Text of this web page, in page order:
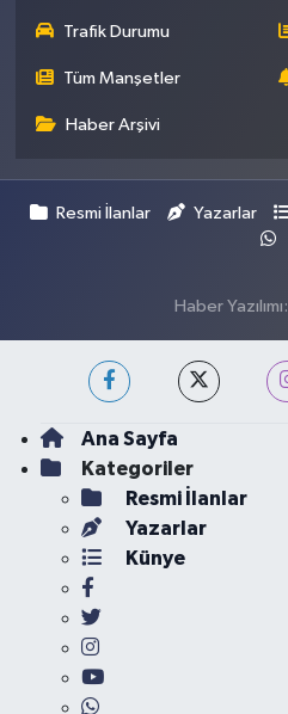
Trafik Durumu
Tüm Manşetler
Haber Arşivi
Resmi İlanlar Yazarlar
Haber Yazılımı:
Ana Sayfa
Kategoriler
Resmi İlanlar
Yazarlar
Künye